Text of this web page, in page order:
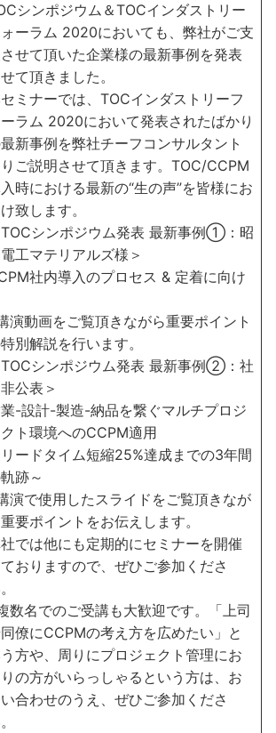
シンポジウム＆TOCインダストリー
ーラム 2020においても、弊社がご支
せて頂いた企業様の最新事例を発表
て頂きました。
ミナーでは、TOCインダストリーフ
ラム 2020において発表されたばかり
新事例を弊社チーフコンサルタント
ご説明させて頂きます。TOC/CCPM
時における最新の“生の声”を皆様にお
致します。
TOCシンポジウム発表 最新事例①：昭
工マテリアルズ様＞
社内導入のプロセス & 定着に向け
演動画をご覧頂きながら重要ポイント
別解説を行います。
TOCシンポジウム発表 最新事例②：社
公表＞
-設計-製造-納品を繋ぐマルチプロジ
ト環境へのCCPM適用
リードタイム短縮25%達成までの3年間
跡～
演で使用したスライドをご覧頂きなが
要ポイントをお伝えします。
では他にも定期的にセミナーを開催
ておりますので、ぜひご参加くださ
数名でのご受講も大歓迎です。「上司
僚にCCPMの考え方を広めたい」と
方や、周りにプロジェクト管理にお
の方がいらっしゃるという方は、お
合わせのうえ、ぜひご参加くださ